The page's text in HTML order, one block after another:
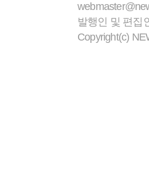
발행인 및 편
Copyright(c)